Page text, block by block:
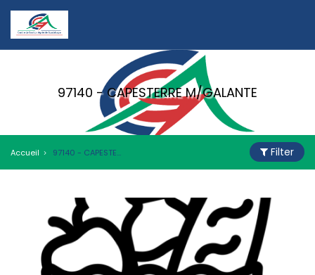
97140 - CAPESTERRE M/GALANTE
Accueil 97140 - CAPESTERRE M/GALANTE Filter